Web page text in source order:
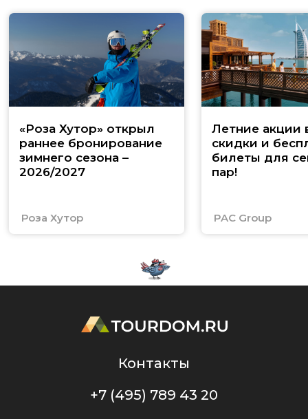
«Роза Хутор» открыл
раннее бронирование
зимнего сезона –
2026/2027
Роза Хутор
Летние акции
скидки и
билеты для
пар!
PAC Group
Контакты
+7 (495) 789 43 20